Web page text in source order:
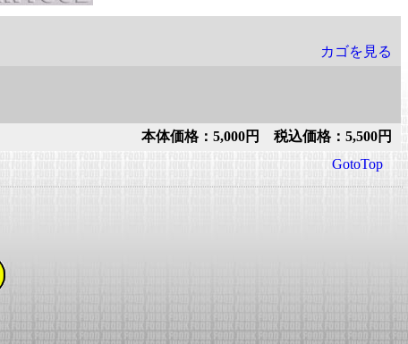
カゴを見る
本体価格：5,000円 税込価格：5,500円
GotoTop